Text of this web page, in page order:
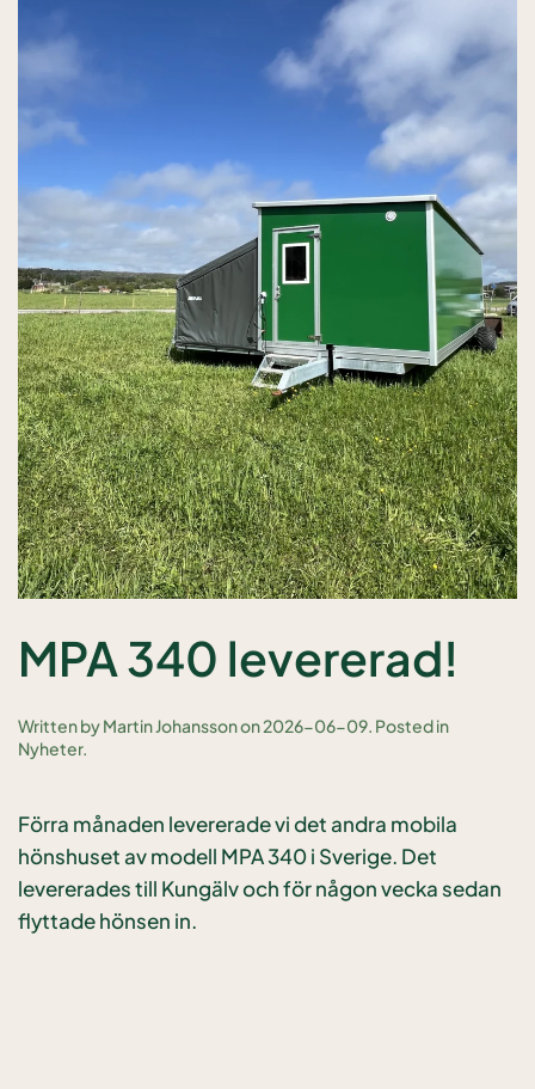
MPA 340 levererad!
Written byMartin Johanssonon2026-06-09. Posted in
Nyheter.
Förra månaden levererade vi det andra mobila
hönshuset av modell MPA 340 i Sverige. Det
levererades till Kungälv och för någon vecka sedan
flyttade hönsen in.